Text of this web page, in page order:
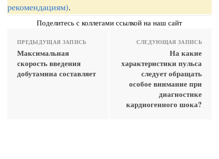
рекомендациям).
Поделитесь с коллегами ссылкой на наш сайт
ПРЕДЫДУЩАЯ ЗАПИСЬ
Максимальная
скорость введения
добутамина составляет
СЛЕДУЮЩАЯ ЗАПИСЬ
На какие
характеристики пульса
следует обращать
особое внимание при
диагностике
кардиогенного шока?